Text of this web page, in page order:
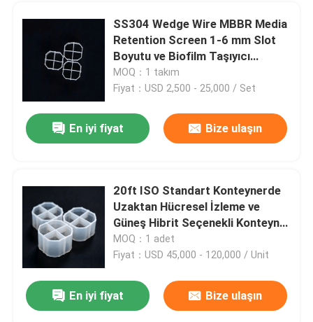
SS304 Wedge Wire MBBR Media
Retention Screen 1-6 mm Slot
Boyutu ve Biofilm Taşıyıcı
Ayrımcılığı için 50-5,000 m3/d
Akış Kapasitesi
MOQ：1 takım
Fiyat：USD 2,500 - 25,000 / Set
En iyi fiyat Bize ulaşın
20ft ISO Standart Konteynerde
Uzaktan Hücresel İzleme ve
Güneş Hibrit Seçenekli Konteyner
Tipi MBBR Biyolojik Ortam
Arıtma Ünitesi
MOQ：1 adet
Fiyat：USD 45,000 - 120,000 / Unit
En iyi fiyat Bize ulaşın